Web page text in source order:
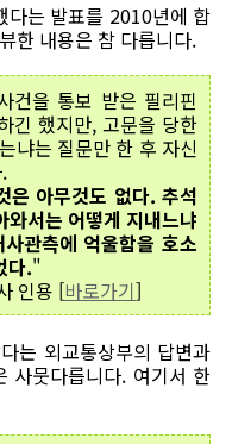
다는 발표를 2010년에 합
한 내용은 참 다릅니다.
건을 통보 받은 필리핀
긴 했지만, 고문을 당한
냐는 질문만 한 후 자신
은 아무것도 없다. 추석
와서는 어떻게 지내느냐
관측에 억울함을 호소
다."
인용 [바로가기]
는 외교통상부의 답변과
사뭇다릅니다. 여기서 한